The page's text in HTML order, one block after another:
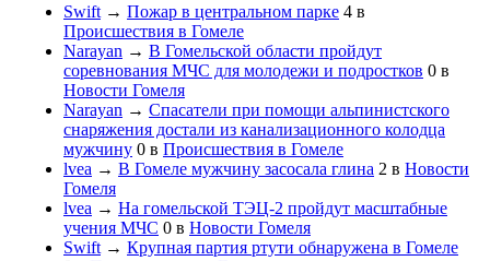
Swift → Пожар в центральном парке 4 в
Происшествия в Гомеле
Narayan → В Гомельской области пройдут
соревнования МЧС для молодежи и подростков 0 в
Новости Гомеля
Narayan → Спасатели при помощи альпинистского
снаряжения достали из канализационного колодца
мужчину 0 в Происшествия в Гомеле
lvea → В Гомеле мужчину засосала глина 2 в Новости
Гомеля
lvea → На гомельской ТЭЦ-2 пройдут масштабные
учения МЧС 0 в Новости Гомеля
Swift → Крупная партия ртути обнаружена в Гомеле